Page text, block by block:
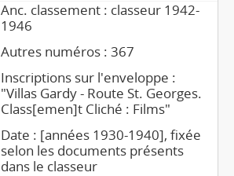
Anc. classement : classeur 1942-
1946
Autres numéros : 367
Inscriptions sur l'enveloppe :
"Villas Gardy - Route St. Georges.
Class[emen]t Cliché : Films"
Date : [années 1930-1940], fixée
selon les documents présents
dans le classeur